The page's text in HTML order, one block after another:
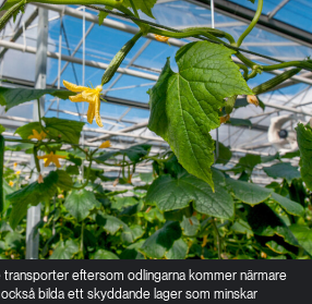
transporter eftersom odlingarna kommer närmare
bilda ett skyddande lager som minskar